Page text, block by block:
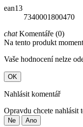
ean13
7340001800470
chatKomentáře (0)
Na tento produkt
Vaše hodnocení nelze
OK
Nahlásit komentář
Opravdu chcete nahlásit
Ne Ano